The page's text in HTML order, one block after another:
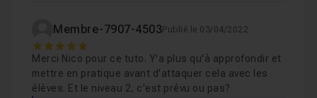
Membre-7907-4503Publié le 03/04/2022
5
Merci Nico pour ce tuto. Y'a plus qu'à approfondir et
mettre en pratique avant d'attaquer cela avec les
élèves. Et le niveau 2, c'est prévu ou pas?